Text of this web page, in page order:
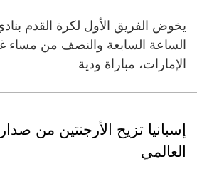
يخوض الفريق الأول لكرة القدم
الساعة السابعة والنصف من مساء
الإمارات، مباراة ودية
إسبانيا تزيح الأرجنتين من
العالمي